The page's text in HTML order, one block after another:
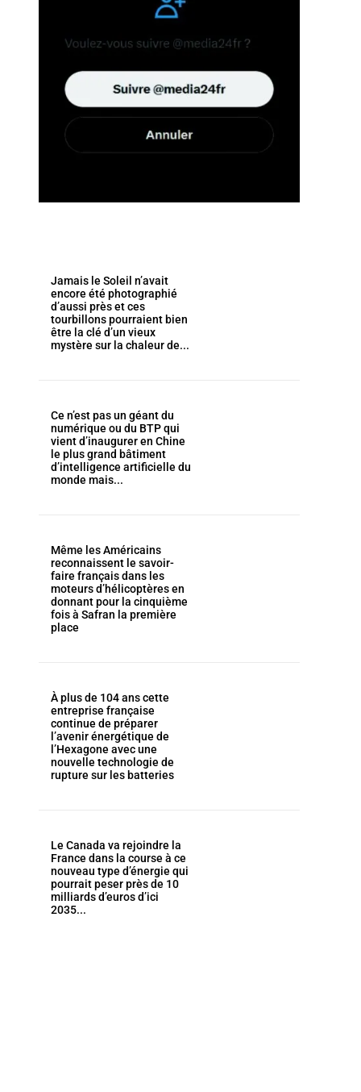
Jamais le Soleil n’avait
encore été photographié
d’aussi près et ces
tourbillons pourraient bien
être la clé d’un vieux
mystère sur la chaleur de...
Ce n’est pas un géant du
numérique ou du BTP qui
vient d’inaugurer en Chine
le plus grand bâtiment
d’intelligence artificielle du
monde mais...
Même les Américains
reconnaissent le savoir-
faire français dans les
moteurs d’hélicoptères en
donnant pour la cinquième
fois à Safran la première
place
À plus de 104 ans cette
entreprise française
continue de préparer
l’avenir énergétique de
l’Hexagone avec une
nouvelle technologie de
rupture sur les batteries
Le Canada va rejoindre la
France dans la course à ce
nouveau type d’énergie qui
pourrait peser près de 10
milliards d’euros d’ici
2035...